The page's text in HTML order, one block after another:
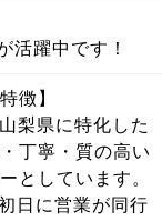
活躍中です！
徴】
梨県に特化した
丁寧・質の高い
としています。
日に営業が同行